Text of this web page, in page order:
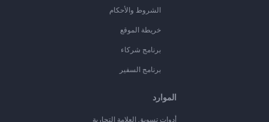
الشروط والأحكام
خريطة الموقع
برنامج شركاء
برنامج السفير
الموارد
أدوات تسويق العلامة التجارية